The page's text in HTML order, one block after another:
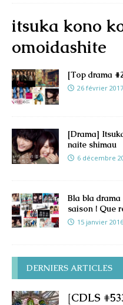
itsuka kono
omoidashite
[Top drama
26 février 2017
[Drama]
naite shimau
6 décembre
Bla bla
saison ! Que
15 janvier 2016
DERNIERS ARTICLES
[CDLS